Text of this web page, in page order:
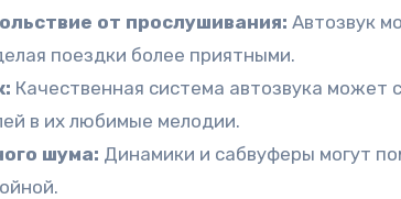
от прослушивания: Автозвук
поездки более приятными.
Качественная система автозвука
в их любимые мелодии.
шума: Динамики и сабвуферы могут